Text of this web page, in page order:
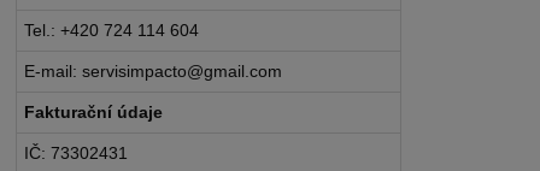
Tel.: +420 724 114 604
E-mail: servisimpacto@gmail.com
Fakturační údaje
IČ: 73302431